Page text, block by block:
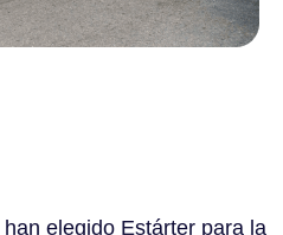
elegido Estárter para la